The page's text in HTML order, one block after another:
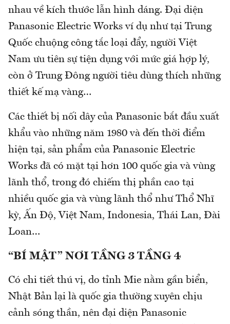
nhau về kích thước lẫn hình dáng. Đại diện
Panasonic Electric Works ví dụ như tại Trung
Quốc chuộng công tắc loại đẩy, người Việt
Nam ưu tiên sự tiện dụng với mức giá hợp lý,
còn ở Trung Đông người tiêu dùng thích những
thiết kế mạ vàng…
Các thiết bị nối dây của Panasonic bắt đầu xuất
khẩu vào những năm 1980 và đến thời điểm
hiện tại, sản phẩm của Panasonic Electric
Works đã có mặt tại hơn 100 quốc gia và vùng
lãnh thổ, trong đó chiếm thị phần cao tại
nhiều quốc gia và vùng lãnh thổ như Thổ Nhĩ
kỳ, Ấn Độ, Việt Nam, Indonesia, Thái Lan, Đài
Loan…
“BÍ MẬT” NƠI TẦNG 3 TẦNG 4
Có chi tiết thú vị, do tỉnh Mie nằm gần biển,
Nhật Bản lại là quốc gia thường xuyên chịu
cảnh sóng thần, nên đại diện Panasonic